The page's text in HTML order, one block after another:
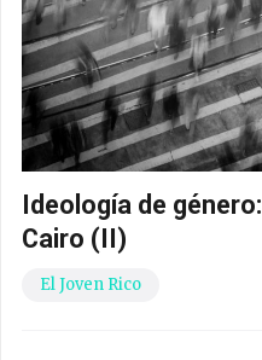
Ideología de
Cairo (II)
El Joven Rico